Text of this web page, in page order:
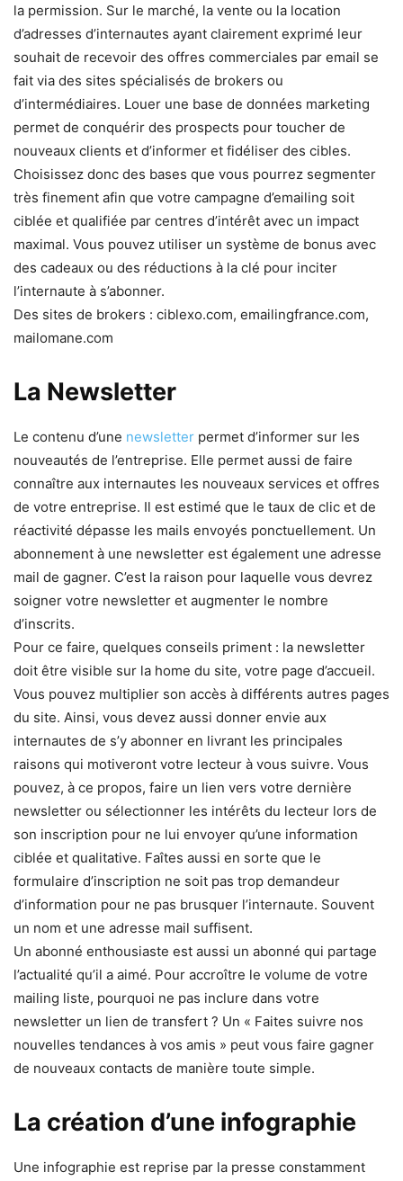
la permission. Sur le marché, la vente ou la location
d’adresses d’internautes ayant clairement exprimé leur
souhait de recevoir des offres commerciales par email se
fait via des sites spécialisés de brokers ou
d’intermédiaires. Louer une base de données marketing
permet de conquérir des prospects pour toucher de
nouveaux clients et d’informer et fidéliser des cibles.
Choisissez donc des bases que vous pourrez segmenter
très finement afin que votre campagne d’emailing soit
ciblée et qualifiée par centres d’intérêt avec un impact
maximal. Vous pouvez utiliser un système de bonus avec
des cadeaux ou des réductions à la clé pour inciter
l’internaute à s’abonner.
Des sites de brokers : ciblexo.com, emailingfrance.com,
mailomane.com
La Newsletter
Le contenu d’une newsletter permet d’informer sur les
nouveautés de l’entreprise. Elle permet aussi de faire
connaître aux internautes les nouveaux services et offres
de votre entreprise. Il est estimé que le taux de clic et de
réactivité dépasse les mails envoyés ponctuellement. Un
abonnement à une newsletter est également une adresse
mail de gagner. C’est la raison pour laquelle vous devrez
soigner votre newsletter et augmenter le nombre
d’inscrits.
Pour ce faire, quelques conseils priment : la newsletter
doit être visible sur la home du site, votre page d’accueil.
Vous pouvez multiplier son accès à différents autres pages
du site. Ainsi, vous devez aussi donner envie aux
internautes de s’y abonner en livrant les principales
raisons qui motiveront votre lecteur à vous suivre. Vous
pouvez, à ce propos, faire un lien vers votre dernière
newsletter ou sélectionner les intérêts du lecteur lors de
son inscription pour ne lui envoyer qu’une information
ciblée et qualitative. Faîtes aussi en sorte que le
formulaire d’inscription ne soit pas trop demandeur
d’information pour ne pas brusquer l’internaute. Souvent
un nom et une adresse mail suffisent.
Un abonné enthousiaste est aussi un abonné qui partage
l’actualité qu’il a aimé. Pour accroître le volume de votre
mailing liste, pourquoi ne pas inclure dans votre
newsletter un lien de transfert ? Un « Faites suivre nos
nouvelles tendances à vos amis » peut vous faire gagner
de nouveaux contacts de manière toute simple.
La création d’une infographie
Une infographie est reprise par la presse constamment